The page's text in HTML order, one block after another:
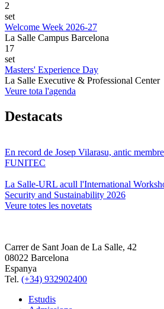
2
set
Welcome Week 2026-27
La Salle Campus Barcelona
17
set
Masters' Experience Day
La Salle Executive & Professional Center
Veure tota l'agenda
Destacats
En record de Josep Vilarasu, antic
FUNITEC
La Salle-URL acull l'International
Security and Sustainability 2026
Veure totes les novetats
Carrer de Sant Joan de La Salle, 42
08022 Barcelona
Espanya
Tel. (+34) 932902400
Estudis